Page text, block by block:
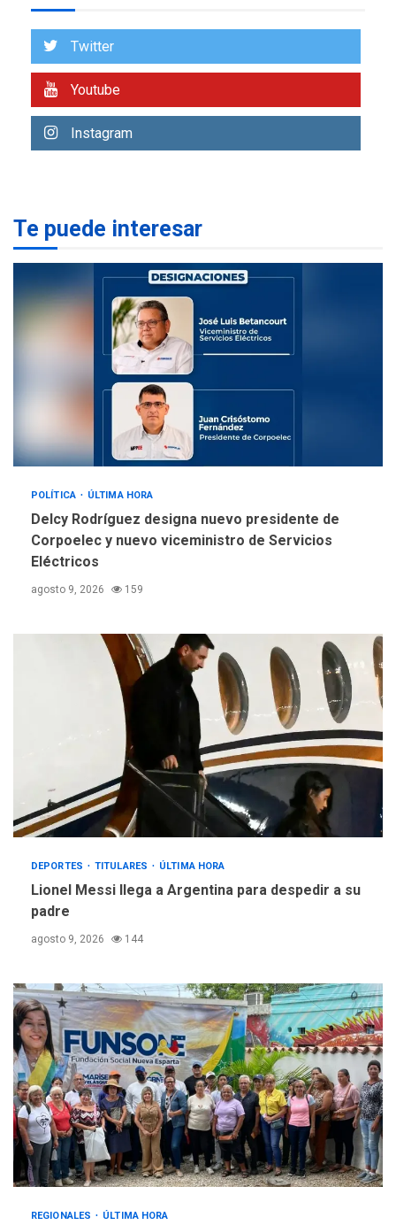
2
Argentina para despedir a
Funsone benefició a 46
4
REGIONALES
llevar a problemas
sanitarios y asumirse como
problema de orden público
REGIONALES
Alcaldía de Mariño climatiza
Núcleo del Sistema de
Orquestas Porlamar
Twitter
Youtube
Instagram
Te puede interesar
POLÍTICA ÚLTIMA HORA
Delcy Rodríguez designa nuevo presidente de
Corpoelec y nuevo viceministro de Servicios
Eléctricos
agosto 9, 2026 159
DEPORTES TITULARES ÚLTIMA HORA
Lionel Messi llega a Argentina para despedir a su
padre
agosto 9, 2026 144
REGIONALES ÚLTIMA HORA